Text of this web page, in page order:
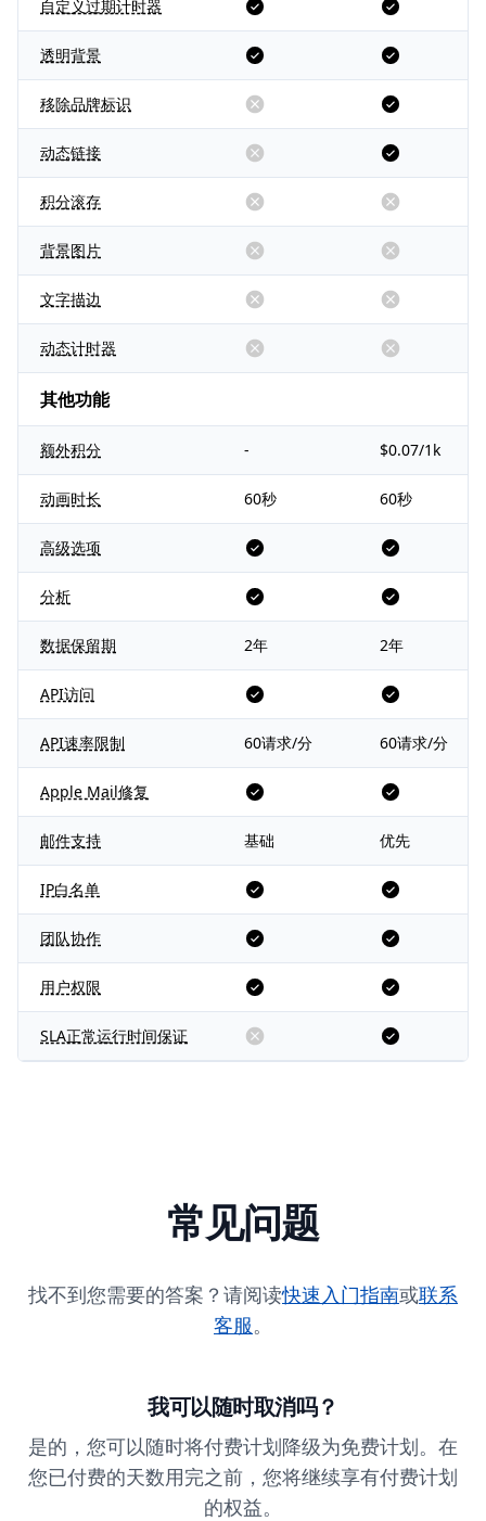
自定义过期计时器
透明背景
移除品牌标识
动态链接
积分滚存
背景图片
文字描边
动态计时器
其他功能
额外积分
动画时长
高级选项
分析
数据保留期
API访问
API速率限制
Apple Mail修复
邮件支持
IP白名单
团队协作
用户权限
SLA正常运行时间保证
-
60秒
2年
60请求/分
基础
$0.07/1k
60秒
2年
60请求/分
优先
常见问题
找不到您需要的答案？请阅读快速入门指南或联系
客服。
我可以随时取消吗？
是的，您可以随时将付费计划降级为免费计划。在
您已付费的天数用完之前，您将继续享有付费计划
的权益。